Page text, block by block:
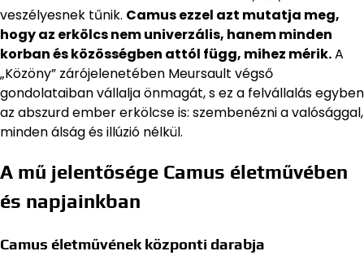
veszélyesnek tűnik. Camus ezzel azt mutatja meg,
hogy az erkölcs nem univerzális, hanem minden
korban és közösségben attól függ, mihez mérik.A
„Közöny” zárójelenetében Meursault végső
gondolataiban vállalja önmagát, s ez a felvállalás egyben
az abszurd ember erkölcse is: szembenézni a valósággal,
minden álság és illúzió nélkül.
A mű jelentősége Camus életművében
és napjainkban
Camus életművének központi darabja